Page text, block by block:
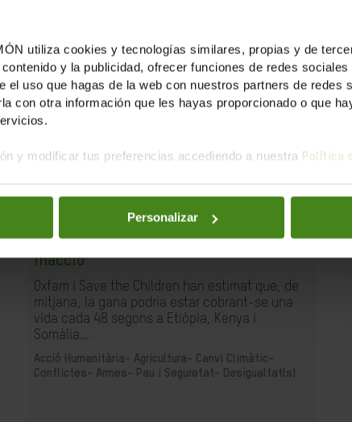
utiliza cookies y tecnologías similares, propias y de
y la publicidad, ofrecer funciones de redes
el uso que hagas de la web con nuestros partners de redes
con otra información que les hayas proporcionado o que
y modificar tus preferencias accediendo a nuestra Política
Personalizar
Un retard perillós 2: el preu de la
inacció
Oxfam i Save the Children han estimat que, de
mitjana, la gana podria estar cobrant-se una
vida cada 48 segons a Etiòpia, Kenya i
Somàlia...
Acció Humanitària- Agricultura- Canvi Climàtic-
Conflictes- Armes- Pau i Seguretat- Desigualtat(s)